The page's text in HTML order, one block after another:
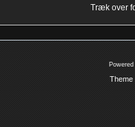
Træk over
Theme